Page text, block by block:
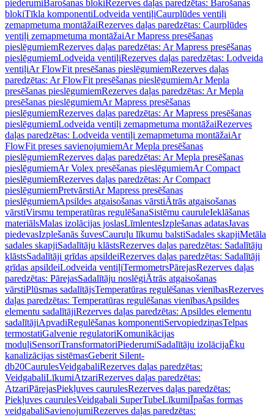
piederumiBarošanas blokiRezerves daļas paredzētas: Barošanas
blokiTīkla komponentiLodveida ventiļiCaurplūdes ventiļi
zemapmetuma montāžaiRezerves daļas paredzētas: Caurplūdes
ventiļi zemapmetuma montāžaiAr Mapress presēšanas
pieslēgumiemRezerves daļas paredzētas: Ar Mapress presēšanas
pieslēgumiemLodveida ventiļiRezerves daļas paredzētas: Lodveida
ventiļiAr FlowFit presēšanas pieslēgumiemRezerves daļas
paredzētas: Ar FlowFit presēšanas pieslēgumiemAr Mepla
presēšanas pieslēgumiemRezerves daļas paredzētas: Ar Mepla
presēšanas pieslēgumiemAr Mapress presēšanas
pieslēgumiemRezerves daļas paredzētas: Ar Mapress presēšanas
pieslēgumiemLodveida ventiļi zemapmetuma montāžaiRezerves
daļas paredzētas: Lodveida ventiļi zemapmetuma montāžaiAr
FlowFit preses savienojumiemAr Mepla presēšanas
pieslēgumiemRezerves daļas paredzētas: Ar Mepla presēšanas
pieslēgumiemAr Volex presēšanas pieslēgumiemAr Compact
pieslēgumiemRezerves daļas paredzētas: Ar Compact
pieslēgumiemPretvārstiAr Mapress presēšanas
pieslēgumiemApsildes atgaisošanas vārstiĀtrās atgaisošanas
vārstiVirsmu temperatūras regulēšanaSistēmu cauruleIeklāšanas
materiālsMalas izolācijas joslasLīmlentesIzplešanas adatasJavas
piedevasIzplešanās šuvesCauruļu līkumu balstiSadales skapjiMetāla
sadales skapjiSadalītāju klāstsRezerves daļas paredzētas: Sadalītāju
klāstsSadalītāji grīdas apsildeiRezerves daļas paredzētas: Sadalītāji
grīdas apsildeiLodveida ventiļiTermometrsPārejasRezerves daļas
paredzētas: PārejasSadalītāju noslēgiĀtrās atgaisošanas
vārstiPlūsmas sadalītājsTemperatūras regulēšanas vienībasRezerves
daļas paredzētas: Temperatūras regulēšanas vienībasApsildes
elementu sadalītājiRezerves daļas paredzētas: Apsildes elementu
sadalītājiApvadiRegulēšanas komponentiServopiedziņasTelpas
termostatiGalvenie regulatoriKomunikācijas
moduļiSensoriTransformatoriPiederumiSadalītāju izolācijaĒku
kanalizācijas sistēmasGeberit Silent-
db20CaurulesVeidgabaliRezerves daļas paredzētas:
VeidgabaliLīkumiAtzariRezerves daļas paredzētas:
AtzariPārejasPiekļuves caurulesRezerves daļas paredzētas:
Piekļuves caurulesVeidgabali SuperTubeLīkumiĪpašas formas
veidgabaliSavienojumiRezerves daļas paredzētas: